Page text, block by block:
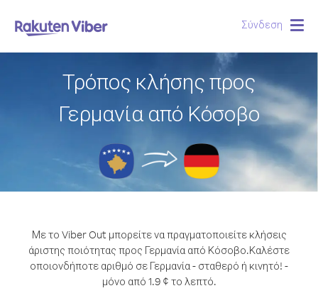
Σύνδεση
Τρόπος κλήσης προς
Γερμανία από Κόσοβο
Με το Viber Out μπορείτε να πραγματοποιείτε κλήσεις
άριστης ποιότητας προς Γερμανία από Κόσοβο.Καλέστε
οποιονδήποτε αριθμό σε Γερμανία - σταθερό ή κινητό! -
μόνο από 1.9 ¢ το λεπτό.